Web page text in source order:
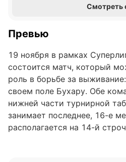
Смотреть
Превью
19 ноября в рамках
состоится матч, который
роль в борьбе за
своем поле Бухару. Обе
нижней части турнирной
занимает последнее, 16-е
располагается на 14-й